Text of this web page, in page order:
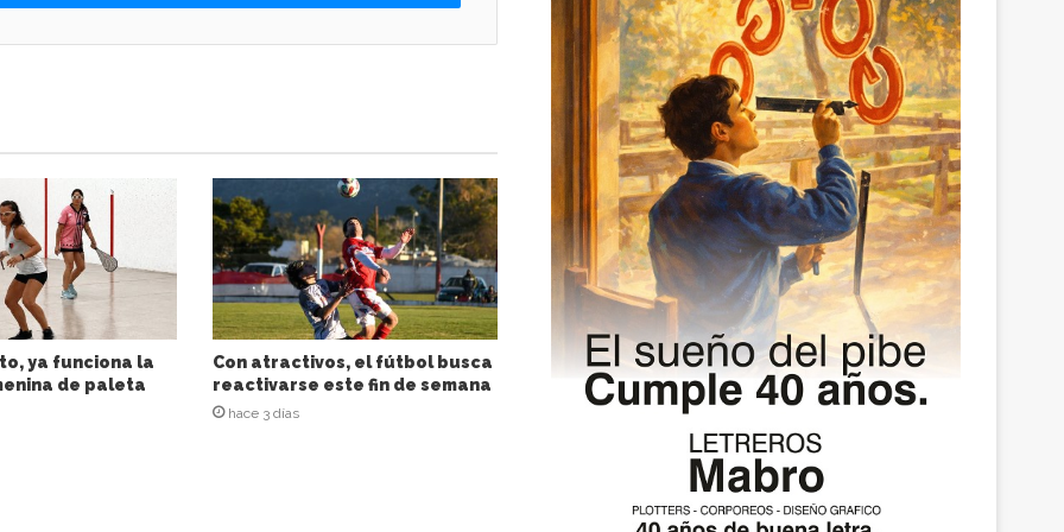
ya funciona la
de paleta
Con atractivos, el fútbol busca
reactivarse este fin de semana
hace 3 días